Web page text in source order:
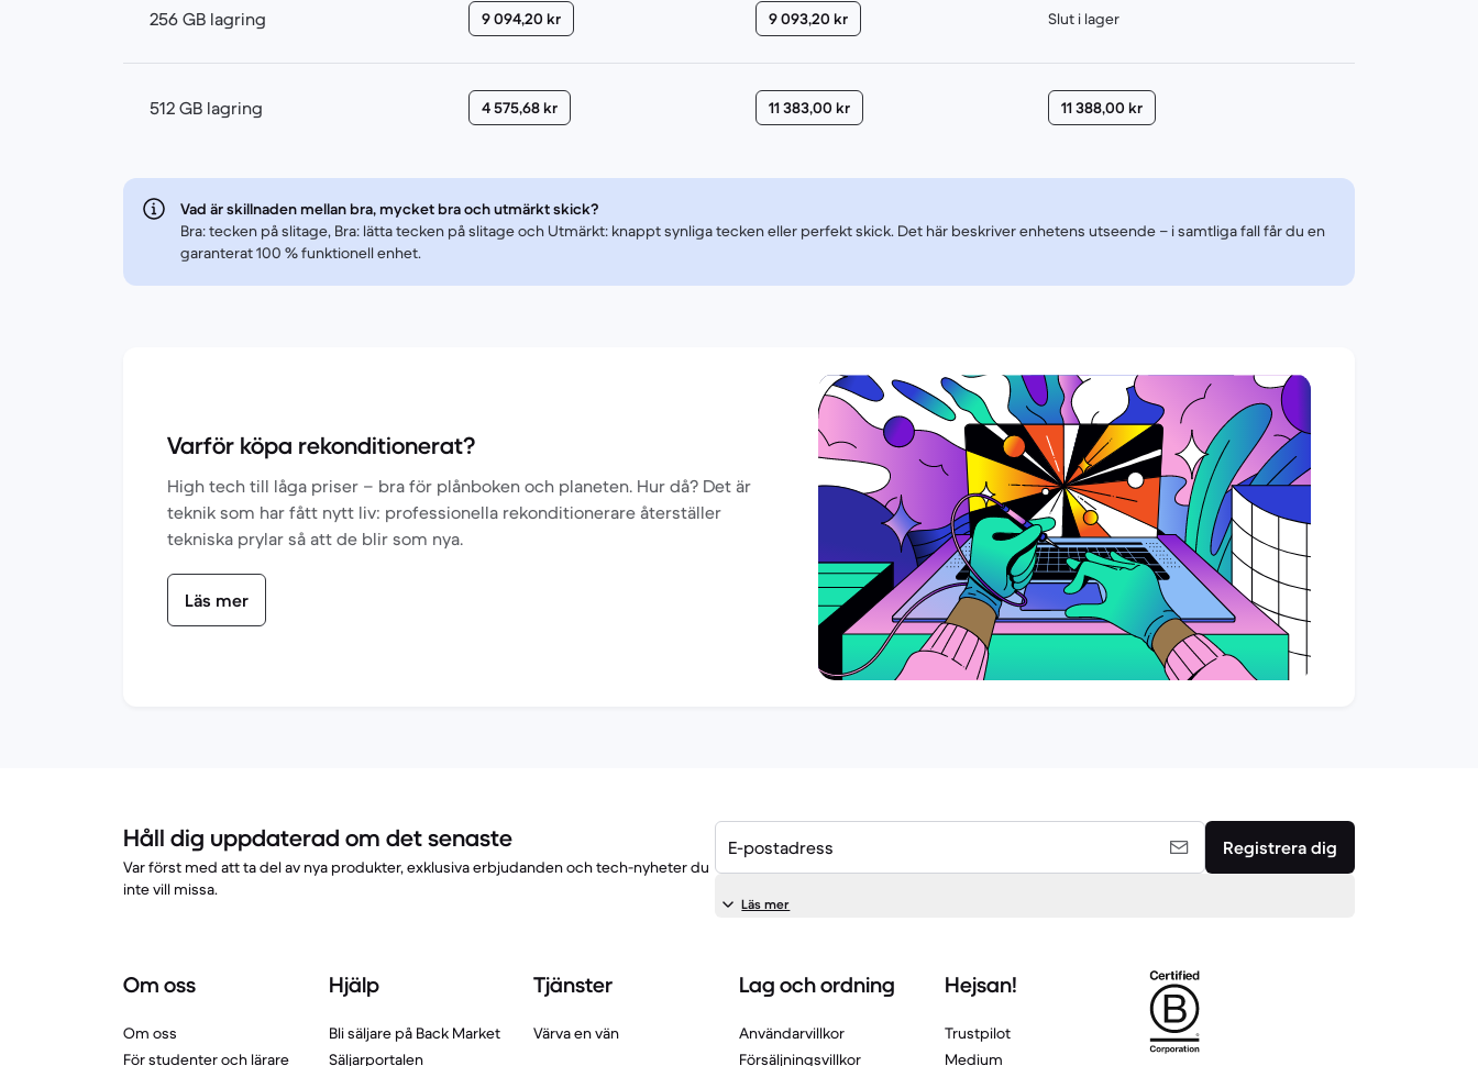
256 GB lagring 9 094,20 kr 9 093,20 kr Slut i lager
512 GB lagring 4 575,68 kr 11 383,00 kr 11 388,00 kr
Vad är skillnaden mellan bra, mycket bra och utmärkt skick?
Bra: tecken på slitage, Bra: lätta tecken på slitage och Utmärkt: knappt synliga tecken eller perfekt skick. Det här beskriver enhetens utseende – i samtliga fall får du en
garanterat 100 % funktionell enhet.
Varför köpa rekonditionerat?
High tech till låga priser – bra för plånboken och planeten. Hur då? Det är
teknik som har fått nytt liv: professionella rekonditionerare återställer
tekniska prylar så att de blir som nya.
Läs mer
Håll dig uppdaterad om det senaste
Var först med att ta del av nya produkter, exklusiva erbjudanden och tech-nyheter du
inte vill missa.
E-postadress Registrera dig
Läs mer
Om oss
Om oss
För studenter och lärare
Hjälp
Bli säljare på Back Market
Säljarportalen
Tjänster
Värva en vän
Lag och ordning
Användarvillkor
Försäljningsvillkor
Hejsan!
Trustpilot
Medium